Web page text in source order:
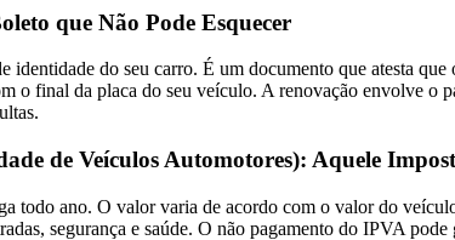
que Não Pode Esquecer
identidade do seu carro. É um documento que atesta
o final da placa do seu veículo. A renovação envolve o
de Veículos Automotores): Aquele
todo ano. O valor varia de acordo com o valor do
segurança e saúde. O não pagamento do IPVA